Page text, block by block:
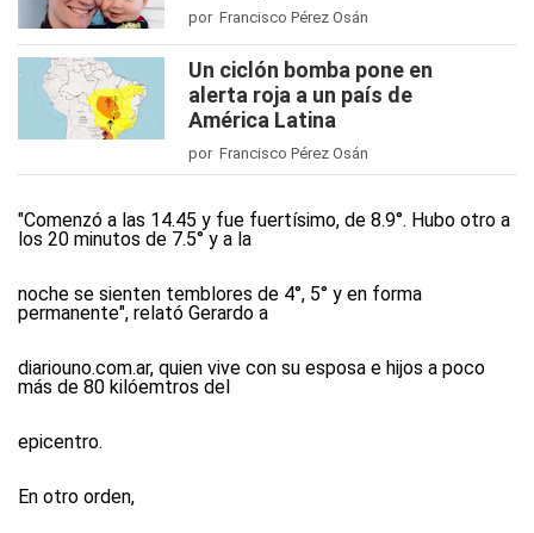
por Francisco Pérez Osán
Un ciclón bomba pone en
alerta roja a un país de
América Latina
por Francisco Pérez Osán
"Comenzó a las 14.45 y fue fuertísimo, de 8.9°. Hubo otro a
los 20 minutos de 7.5° y a la
noche se sienten temblores de 4°, 5° y en forma
permanente", relató Gerardo a
diariouno.com.ar, quien vive con su esposa e hijos a poco
más de 80 kilóemtros del
epicentro.
En otro orden,